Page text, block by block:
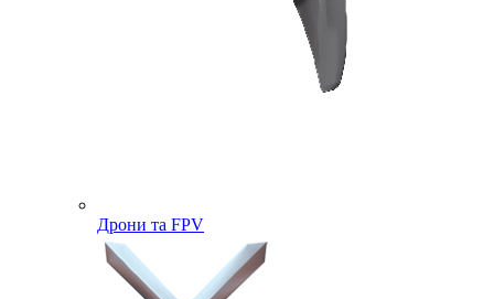
Дрони та FPV